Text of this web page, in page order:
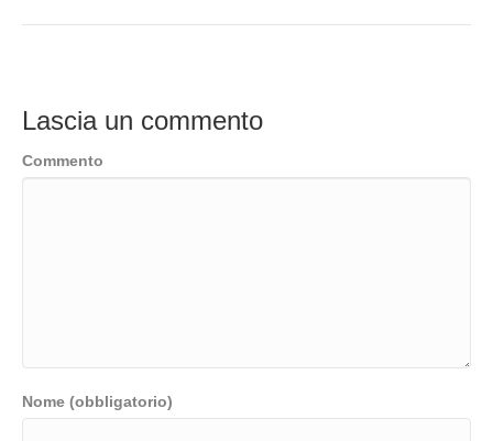
Lascia un commento
Commento
Nome (obbligatorio)